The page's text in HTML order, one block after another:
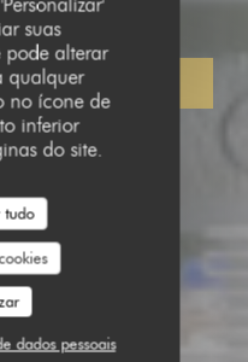
suas
pode alterar
qualquer
no ícone de
inferior
do site.
tudo
dados pessoais
MESA